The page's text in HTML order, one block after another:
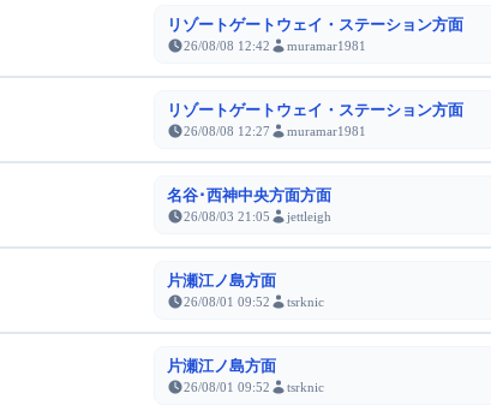
リゾートゲートウェイ・ステーション方面
26/08/08 12:42 muramar1981
リゾートゲートウェイ・ステーション方面
26/08/08 12:27 muramar1981
名谷･西神中央方面方面
26/08/03 21:05 jettleigh
片瀬江ノ島方面
26/08/01 09:52 tsrknic
片瀬江ノ島方面
26/08/01 09:52 tsrknic